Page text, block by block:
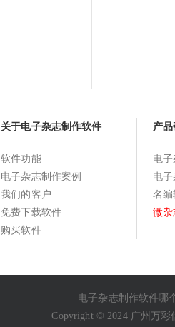
关于电子杂志制作软件
软件功能
电子杂志制作案例
我们的客户
免费下载软件
购买软件
产
电
电
名编
微杂
电子杂志制作软件哪
Copyright © 2024 广州万彩